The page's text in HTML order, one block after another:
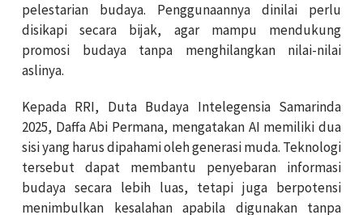
pelestarian budaya. Penggunaannya dinilai perlu
disikapi secara bijak, agar mampu mendukung
promosi budaya tanpa menghilangkan nilai-nilai
aslinya.
Kepada RRI, Duta Budaya Intelegensia Samarinda
2025, Daffa Abi Permana, mengatakan AI memiliki dua
sisi yang harus dipahami oleh generasi muda. Teknologi
tersebut dapat membantu penyebaran informasi
budaya secara lebih luas, tetapi juga berpotensi
menimbulkan kesalahan apabila digunakan tanpa